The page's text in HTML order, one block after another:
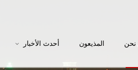
المذيعون أحدث الأخبار